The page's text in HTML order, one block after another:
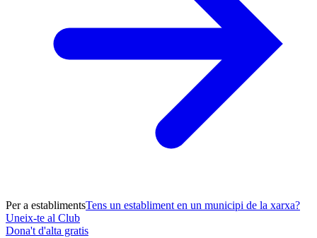
Per a establimentsTens un establiment en un municipi de la xarxa?
Uneix-te al Club
Dona't d'alta gratis